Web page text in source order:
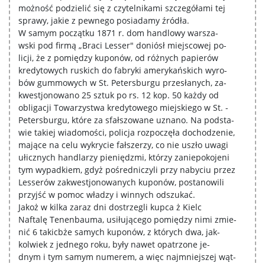
możność podzielić się z czytelnikami szczegółami tej
sprawy, jakie z pewnego posiadamy źródła.
W samym początku 1871 r. dom handlowy warsza-
wski pod firmą „Braci Lesser" doniósł miejscowej po-
licji, że z pomiędzy kuponów, od różnych papierów
kredytowych ruskich do fabryki amerykańskich wyro-
bów gummowych w St. Petersburgu przesłanych, za-
kwestjonowano 25 sztuk po rs. 12 kop. 50 każdy od
obligacji Towarzystwa kredytowego miejskiego w St. -
Petersburgu, które za sfałszowane uznano. Na podsta-
wie takiej wiadomości, policja rozpoczęła dochodzenie,
mające na celu wykrycie fałszerzy, co nie uszło uwagi
ułicznych handlarzy pieniędzmi, którzy zaniepokojeni
tym wypadkiem, gdyż pośredniczyli przy nabyciu przez
Lesserów zakwestjonowanych kuponów, postanowili
przyjść w pomoc władzy i winnych odszukać.
Jakoż w kilka zaraz dni dostrzegli kupca ż Kielc
Naftalę Tenenbauma, usiłującego pomiędzy nimi zmie-
nić 6 takicbże samych kuponów, z których dwa, jak-
kolwiek z jednego roku, były nawet opatrzone je-
dnym i tym samym numerem, a więc najmniejszej wąt-